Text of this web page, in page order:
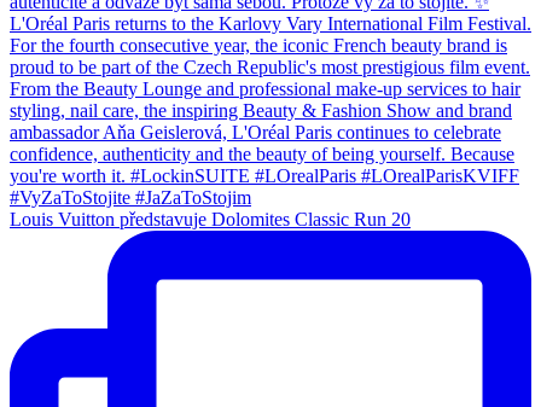
Louis Vuitton představuje Dolomites Classic Run 20